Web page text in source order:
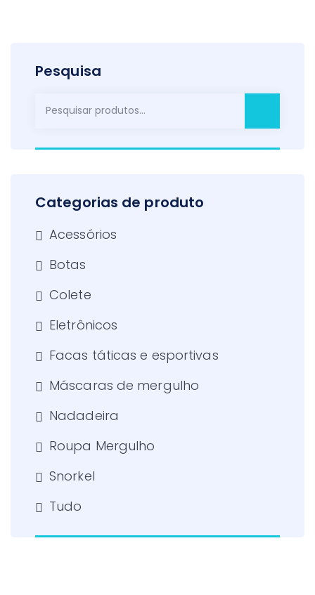
Pesquisa
Pesquisar
Categorias de produto
Acessórios
Botas
Colete
Eletrônicos
Facas táticas e esportivas
Máscaras de mergulho
Nadadeira
Roupa Mergulho
Snorkel
Tudo